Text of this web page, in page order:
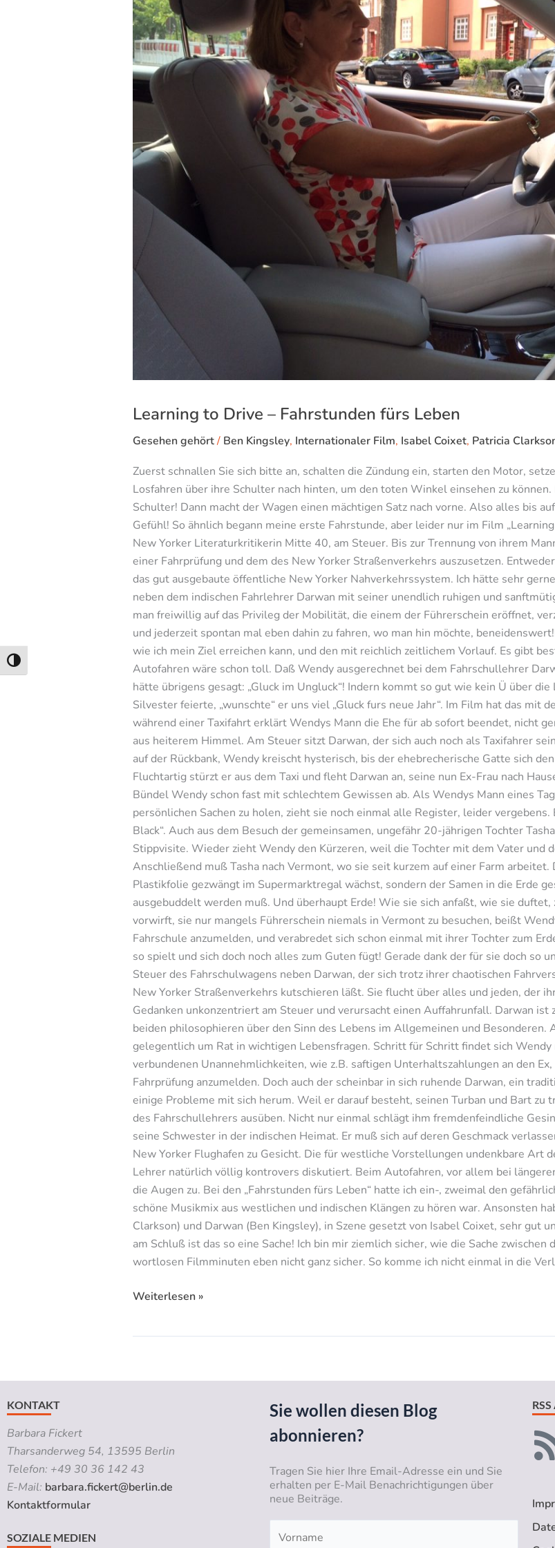
Umschalten auf hohe Kontraste
Learning to Drive – Fahrstunden fürs Leben
Gesehen gehört/ Ben Kingsley, Internationaler Film, Isabel Coixet, Patricia
Zuerst schnallen Sie sich bitte an, schalten die Zündung ein, starten den Motor,
Losfahren über ihre Schulter nach hinten, um den toten Winkel einsehen zu
Schulter! Dann macht der Wagen einen mächtigen Satz nach vorne. Also alles bis
Gefühl! So ähnlich begann meine erste Fahrstunde, aber leider nur im Film
New Yorker Literaturkritikerin Mitte 40, am Steuer. Bis zur Trennung von ihrem
einer Fahrprüfung und dem des New Yorker Straßenverkehrs auszusetzen.
das gut ausgebaute öffentliche New Yorker Nahverkehrssystem. Ich hätte sehr
neben dem indischen Fahrlehrer Darwan mit seiner unendlich ruhigen und
man freiwillig auf das Privileg der Mobilität, die einem der Führerschein eröffnet,
und jederzeit spontan mal eben dahin zu fahren, wo man hin möchte,
wie ich mein Ziel erreichen kann, und den mit reichlich zeitlichem Vorlauf. Es gibt
Autofahren wäre schon toll. Daß Wendy ausgerechnet bei dem Fahrschullehrer
hätte übrigens gesagt: „Gluck im Ungluck“! Indern kommt so gut wie kein Ü über
Silvester feierte, „wunschte“ er uns viel „Gluck furs neue Jahr“. Im Film hat das mit
während einer Taxifahrt erklärt Wendys Mann die Ehe für ab sofort beendet, nicht
aus heiterem Himmel. Am Steuer sitzt Darwan, der sich auch noch als Taxifahrer
auf der Rückbank, Wendy kreischt hysterisch, bis der ehebrecherische Gatte sich
Fluchtartig stürzt er aus dem Taxi und fleht Darwan an, seine nun Ex-Frau nach
Bündel Wendy schon fast mit schlechtem Gewissen ab. Als Wendys Mann eines
persönlichen Sachen zu holen, zieht sie noch einmal alle Register, leider vergebens.
Black“. Auch aus dem Besuch der gemeinsamen, ungefähr 20-jährigen Tochter
Stippvisite. Wieder zieht Wendy den Kürzeren, weil die Tochter mit dem Vater und
Anschließend muß Tasha nach Vermont, wo sie seit kurzem auf einer Farm
Plastikfolie gezwängt im Supermarktregal wächst, sondern der Samen in die Erde
ausgebuddelt werden muß. Und überhaupt Erde! Wie sie sich anfaßt, wie sie
vorwirft, sie nur mangels Führerschein niemals in Vermont zu besuchen, beißt
Fahrschule anzumelden, und verabredet sich schon einmal mit ihrer Tochter zum
so spielt und sich doch noch alles zum Guten fügt! Gerade dank der für sie doch so
Steuer des Fahrschulwagens neben Darwan, der sich trotz ihrer chaotischen
New Yorker Straßenverkehrs kutschieren läßt. Sie flucht über alles und jeden, der
Gedanken unkonzentriert am Steuer und verursacht einen Auffahrunfall. Darwan
beiden philosophieren über den Sinn des Lebens im Allgemeinen und Besonderen.
gelegentlich um Rat in wichtigen Lebensfragen. Schritt für Schritt findet sich
verbundenen Unannehmlichkeiten, wie z.B. saftigen Unterhaltszahlungen an den
Fahrprüfung anzumelden. Doch auch der scheinbar in sich ruhende Darwan, ein
einige Probleme mit sich herum. Weil er darauf besteht, seinen Turban und Bart zu
des Fahrschullehrers ausüben. Nicht nur einmal schlägt ihm fremdenfeindliche
seine Schwester in der indischen Heimat. Er muß sich auf deren Geschmack
New Yorker Flughafen zu Gesicht. Die für westliche Vorstellungen undenkbare Art
Lehrer natürlich völlig kontrovers diskutiert. Beim Autofahren, vor allem bei
die Augen zu. Bei den „Fahrstunden fürs Leben“ hatte ich ein-, zweimal den
schöne Musikmix aus westlichen und indischen Klängen zu hören war. Ansonsten
Clarkson) und Darwan (Ben Kingsley), in Szene gesetzt von Isabel Coixet, sehr gut
am Schluß ist das so eine Sache! Ich bin mir ziemlich sicher, wie die Sache
wortlosen Filmminuten eben nicht ganz sicher. So komme ich nicht einmal in die
Weiterlesen »
KONTAKT
Barbara Fickert
Tharsanderweg 54, 13595 Berlin
Telefon: +49 30 36 142 43
E-Mail: barbara.fickert@berlin.de
Kontaktformular
SOZIALE MEDIEN
Sie wollen diesen Blog
abonnieren?
Tragen Sie hier Ihre Email-Adresse ein und Sie
erhalten per E-Mail Benachrichtigungen über
neue Beiträge.